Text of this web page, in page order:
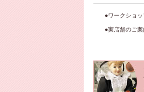
●ワークショ
●実店舗のご案